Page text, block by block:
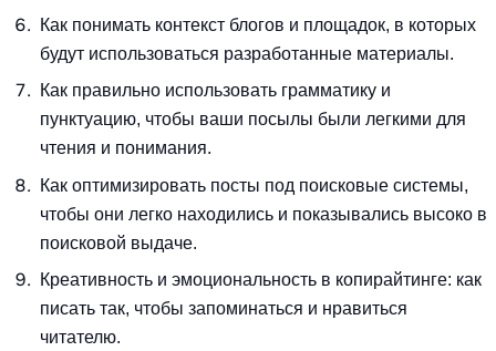
Как понимать контекст блогов и площадок, в которых
будут использоваться разработанные материалы.
Как правильно использовать грамматику и
пунктуацию, чтобы ваши посылы были легкими для
чтения и понимания.
Как оптимизировать посты под поисковые системы,
чтобы они легко находились и показывались высоко в
поисковой выдаче.
Креативность и эмоциональность в копирайтинге: как
писать так, чтобы запоминаться и нравиться
читателю.